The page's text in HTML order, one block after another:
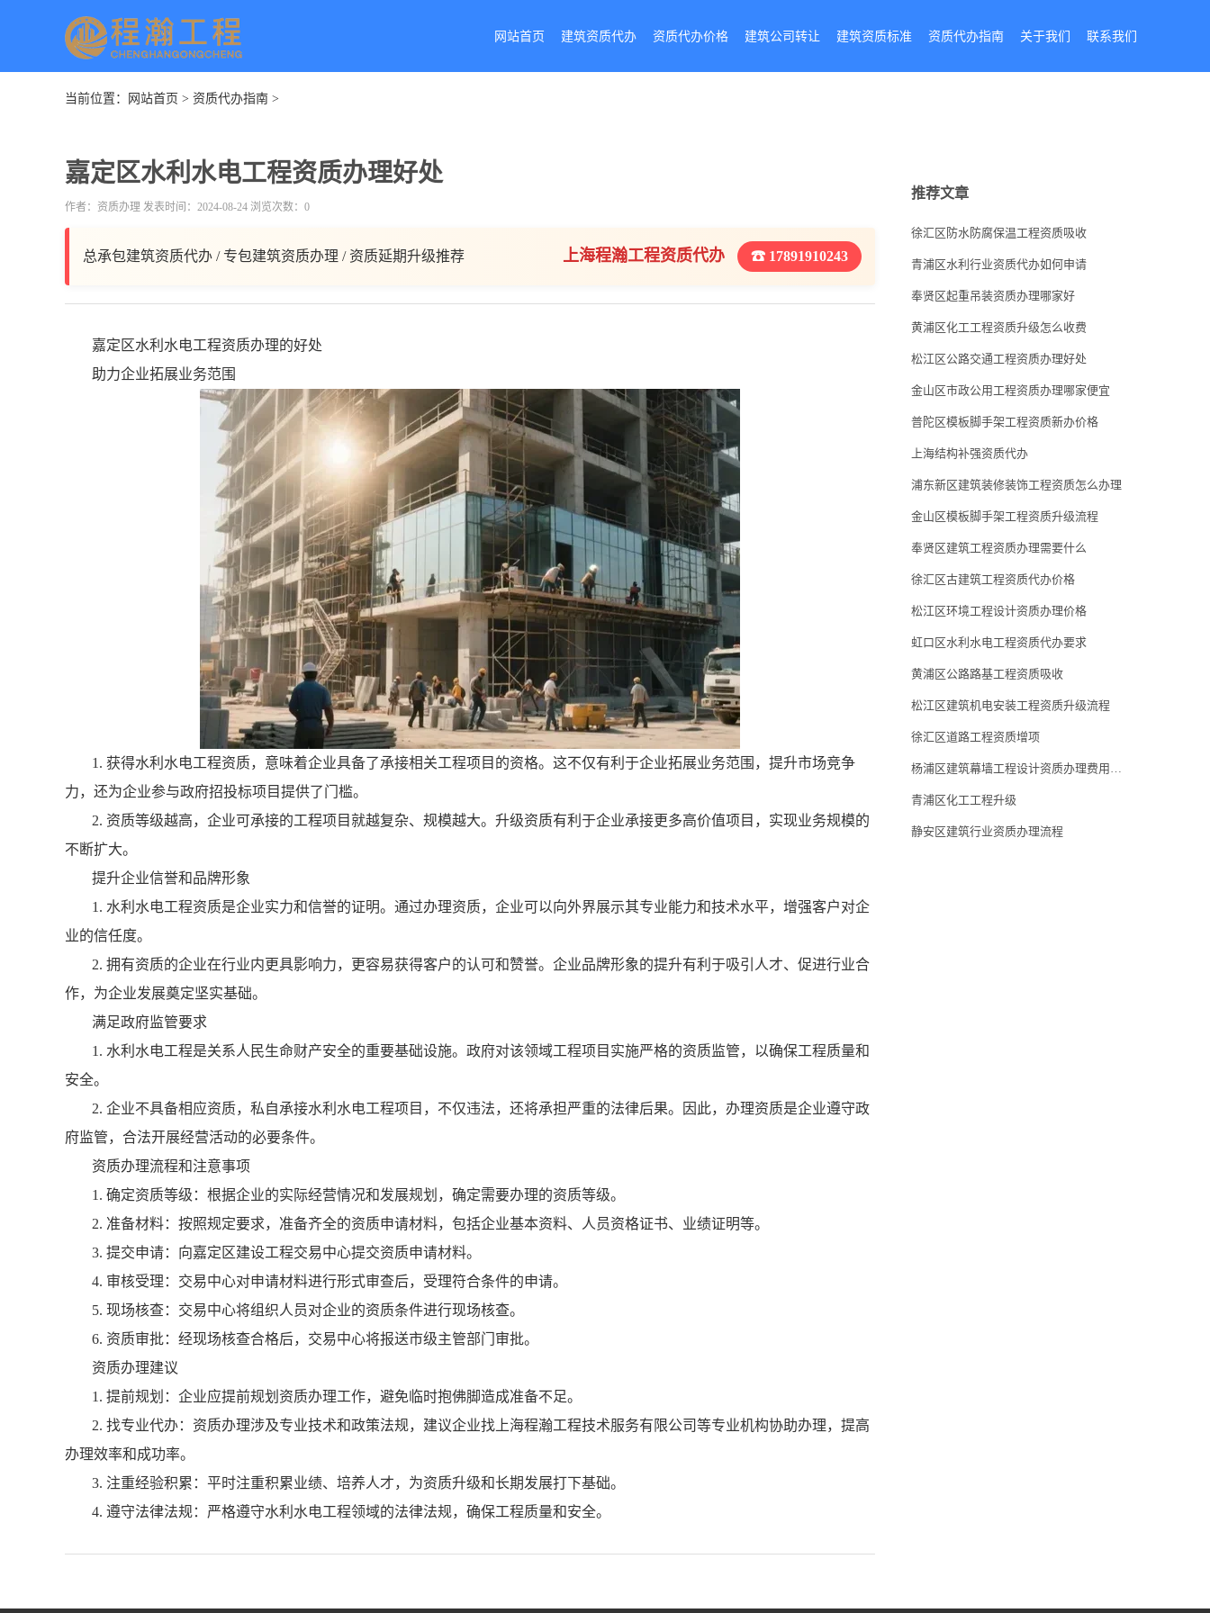
网站首页 建筑资质代办 资质代办价格 建筑公司转让 建筑资质标准 资质代办指南 关于我们 联系我们
当前位置： 网站首页 > 资质代办指南 >
嘉定区水利水电工程资质办理好处
作者：资质办理 发表时间：2024-08-24 浏览次数：0
总承包建筑资质代办 / 专包建筑资质办理 / 资质延期升级推荐 上海程瀚工程资质代办 ☎ 17891910243
嘉定区水利水电工程资质办理的好处
助力企业拓展业务范围
1. 获得水利水电工程资质，意味着企业具备了承接相关工程项目的资格。这不仅有利于企业拓展业务范围，提升市场竞争
力，还为企业参与政府招投标项目提供了门槛。
2. 资质等级越高，企业可承接的工程项目就越复杂、规模越大。升级资质有利于企业承接更多高价值项目，实现业务规模的
不断扩大。
提升企业信誉和品牌形象
1. 水利水电工程资质是企业实力和信誉的证明。通过办理资质，企业可以向外界展示其专业能力和技术水平，增强客户对企
业的信任度。
2. 拥有资质的企业在行业内更具影响力，更容易获得客户的认可和赞誉。企业品牌形象的提升有利于吸引人才、促进行业合
作，为企业发展奠定坚实基础。
满足政府监管要求
1. 水利水电工程是关系人民生命财产安全的重要基础设施。政府对该领域工程项目实施严格的资质监管，以确保工程质量和
安全。
2. 企业不具备相应资质，私自承接水利水电工程项目，不仅违法，还将承担严重的法律后果。因此，办理资质是企业遵守政
府监管，合法开展经营活动的必要条件。
资质办理流程和注意事项
1. 确定资质等级：根据企业的实际经营情况和发展规划，确定需要办理的资质等级。
2. 准备材料：按照规定要求，准备齐全的资质申请材料，包括企业基本资料、人员资格证书、业绩证明等。
3. 提交申请：向嘉定区建设工程交易中心提交资质申请材料。
4. 审核受理：交易中心对申请材料进行形式审查后，受理符合条件的申请。
5. 现场核查：交易中心将组织人员对企业的资质条件进行现场核查。
6. 资质审批：经现场核查合格后，交易中心将报送市级主管部门审批。
资质办理建议
1. 提前规划：企业应提前规划资质办理工作，避免临时抱佛脚造成准备不足。
2. 找专业代办：资质办理涉及专业技术和政策法规，建议企业找上海程瀚工程技术服务有限公司等专业机构协助办理，提高
办理效率和成功率。
3. 注重经验积累：平时注重积累业绩、培养人才，为资质升级和长期发展打下基础。
4. 遵守法律法规：严格遵守水利水电工程领域的法律法规，确保工程质量和安全。
推荐文章
徐汇区防水防腐保温工程资质吸收
青浦区水利行业资质代办如何申请
奉贤区起重吊装资质办理哪家好
黄浦区化工工程资质升级怎么收费
松江区公路交通工程资质办理好处
金山区市政公用工程资质办理哪家便宜
普陀区模板脚手架工程资质新办价格
上海结构补强资质代办
浦东新区建筑装修装饰工程资质怎么办理
金山区模板脚手架工程资质升级流程
奉贤区建筑工程资质办理需要什么
徐汇区古建筑工程资质代办价格
松江区环境工程设计资质办理价格
虹口区水利水电工程资质代办要求
黄浦区公路路基工程资质吸收
松江区建筑机电安装工程资质升级流程
徐汇区道路工程资质增项
杨浦区建筑幕墙工程设计资质办理费用多少
青浦区化工工程升级
静安区建筑行业资质办理流程